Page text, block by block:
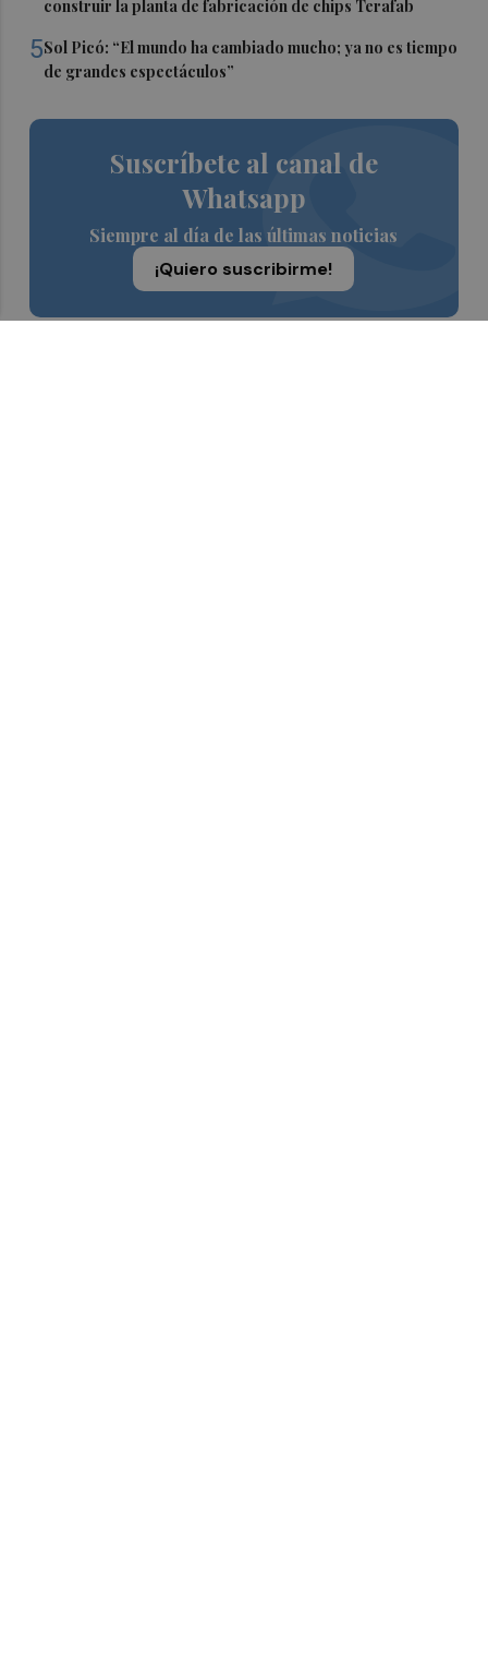
construir la planta de fabricación de chips Terafab
5Sol Picó: “El mundo ha cambiado mucho; ya no es tiempo
de grandes espectáculos”
Suscríbete al canal de
Whatsapp
Siempre al día de las últimas noticias
¡Quiero suscribirme!